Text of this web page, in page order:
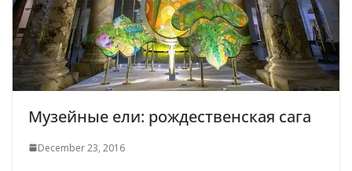
Музейные ели: рождественская сага
December 23, 2016